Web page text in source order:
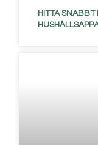
HITTA SNABBT